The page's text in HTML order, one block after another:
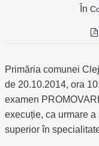
În
Primăria comunei
de 20.10.2014, ora
examen
execuție, ca urmare
superior în